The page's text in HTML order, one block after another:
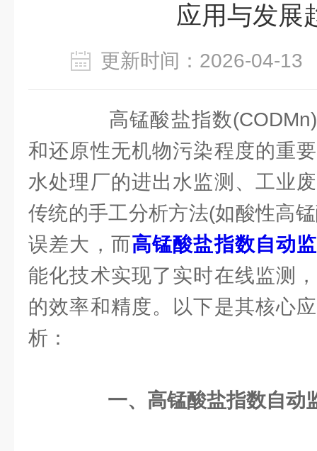
应用与发展
更新时间：2026-04-
高锰酸盐指数(CODMn)
和还原性无机物污染程度的重
水处理厂的进出水监测、工业
传统的手工分析方法(如酸性高
误差大，而高锰酸盐指数自动
能化技术实现了实时在线监测
的效率和精度。以下是其核心
析：
一、高锰酸盐指数自动